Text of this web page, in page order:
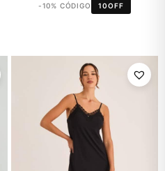
-10% CÓDIGO 10OFF